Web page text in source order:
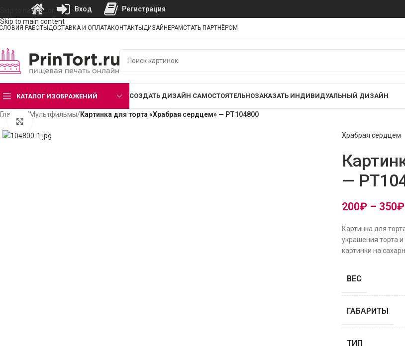
Skip to navigation
Skip to main content
РАБОТЫ ДОСТАВКА И ОПЛАТАКОНТАКТЫ ДИЗАЙНЕРАМСТАТЬ ПАРТНЁРОМ
КАТАЛОГ ИЗОБРАЖЕНИЙ СОЗДАТЬ ДИЗАЙН САМОСТОЯТЕЛЬНОЗАКАЗАТЬ ИНДИВИДУАЛЬНЫЙ ДИЗАЙН
Главная /Мультфильмы/Картинка для торта «Храбрая сердцем» — PT104800
Храбрая сердцем
—
200₽ – 350₽
Картинка для
украшения торта
картинки на
ВЕС
ГАБАРИТЫ
ТИП
Вход Регистрация